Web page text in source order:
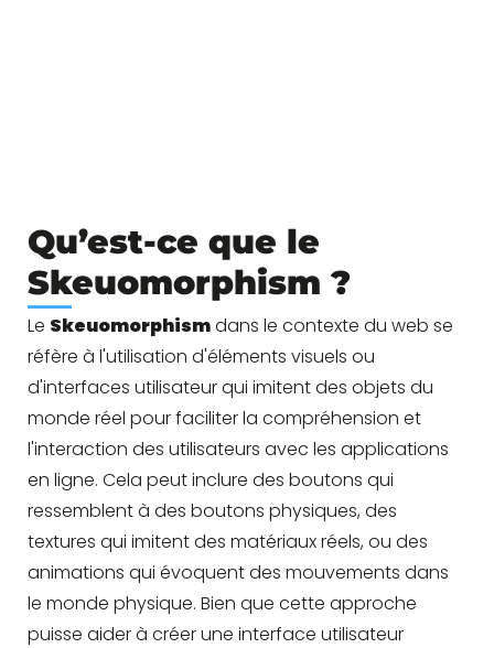
Qu’est-ce que le
Skeuomorphism ?
Le Skeuomorphismdans le contexte du web se
réfère à l'utilisation d'éléments visuels ou
d'interfaces utilisateur qui imitent des objets du
monde réel pour faciliter la compréhension et
l'interaction des utilisateurs avec les applications
en ligne. Cela peut inclure des boutons qui
ressemblent à des boutons physiques, des
textures qui imitent des matériaux réels, ou des
animations qui évoquent des mouvements dans
le monde physique. Bien que cette approche
puisse aider à créer une interface utilisateur